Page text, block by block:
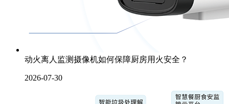
动火离人监测摄像机如何保障厨房用火安全？
2026-07-30